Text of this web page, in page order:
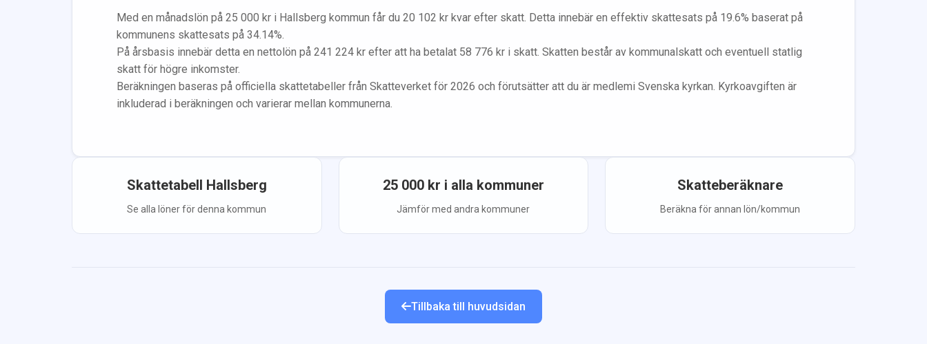
Med en månadslön på 25 000 kr i Hallsberg kommun får du 20 102 kr kvar efter skatt. Detta innebär en effektiv skattesats på 19.6% baserat på
kommunens skattesats på 34.14%.
På årsbasis innebär detta en nettolön på 241 224 kr efter att ha betalat 58 776 kr i skatt. Skatten består av kommunalskatt och eventuell statlig
skatt för högre inkomster.
Beräkningen baseras på officiella skattetabeller från Skatteverket för 2026 och förutsätter att du är medlemi Svenska kyrkan. Kyrkoavgiften är
inkluderad i beräkningen och varierar mellan kommunerna.
Skattetabell Hallsberg
Se alla löner för denna kommun
25 000kr i alla kommuner
Jämför med andra kommuner
Skatteberäknare
Beräkna för annan lön/kommun
Tillbaka till huvudsidan